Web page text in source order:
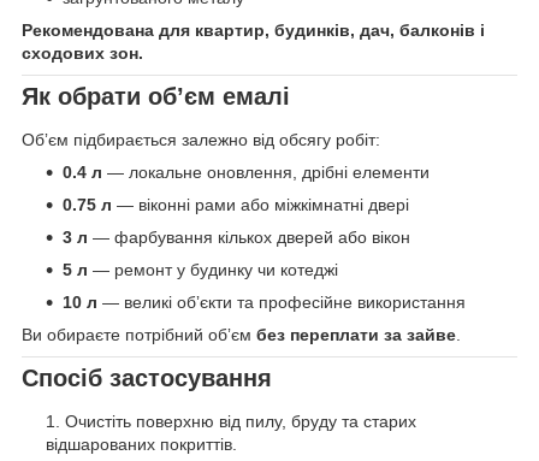
Рекомендована для квартир, будинків, дач, балконів і
сходових зон.
Як обрати обʼєм емалі
Обʼєм підбирається залежно від обсягу робіт:
0.4 л — локальне оновлення, дрібні елементи
0.75 л — віконні рами або міжкімнатні двері
3 л — фарбування кількох дверей або вікон
5 л — ремонт у будинку чи котеджі
10 л — великі обʼєкти та професійне використання
Ви обираєте потрібний обʼєм без переплати за зайве
Спосіб застосування
Очистіть поверхню від пилу, бруду та старих
відшарованих покриттів.